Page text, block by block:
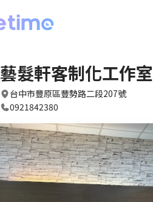
藝髮軒客制化工作室
台中市豐原區豐勢路二段207號
0921842380